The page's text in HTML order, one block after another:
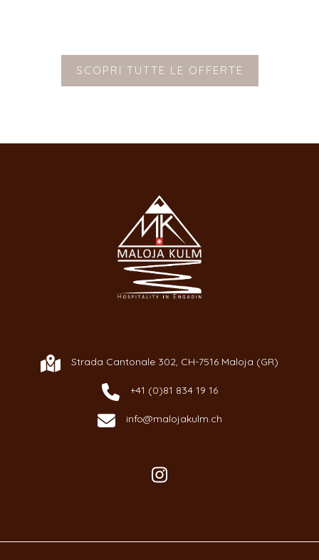
SCOPRI TUTTE LE OFFERTE
Strada Cantonale 302, CH-7516 Maloja (GR)
+41 (0)81 834 19 16
info@malojakulm.ch